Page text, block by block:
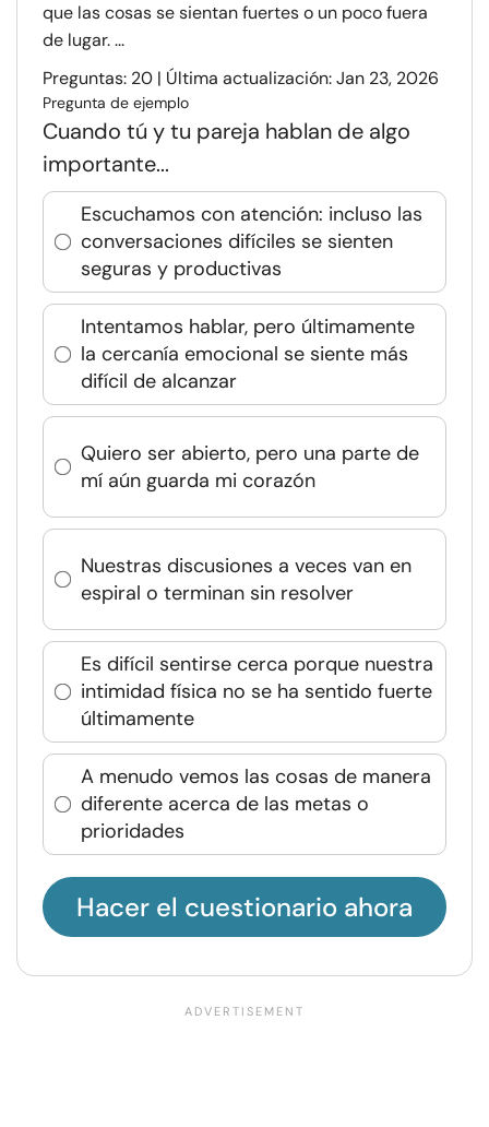
que las cosas se sientan fuertes o un poco fuera
de lugar. ...
Preguntas: 20 | Última actualización: Jan 23, 2026
Pregunta de ejemplo
Cuando tú y tu pareja hablan de algo
importante...
Escuchamos con atención: incluso las
conversaciones difíciles se sienten
seguras y productivas
Intentamos hablar, pero últimamente
la cercanía emocional se siente más
difícil de alcanzar
Quiero ser abierto, pero una parte de
mí aún guarda mi corazón
Nuestras discusiones a veces van en
espiral o terminan sin resolver
Es difícil sentirse cerca porque nuestra
intimidad física no se ha sentido fuerte
últimamente
A menudo vemos las cosas de manera
diferente acerca de las metas o
prioridades
Hacer el cuestionario ahora